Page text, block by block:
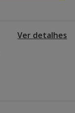
Ver detalhes